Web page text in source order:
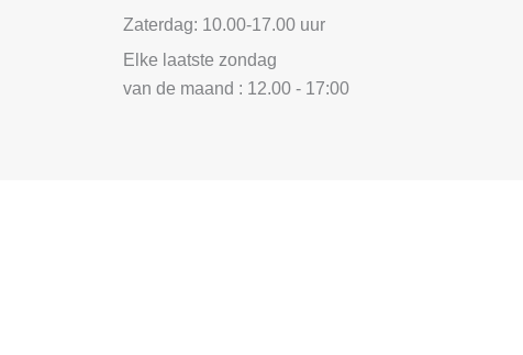
Zaterdag: 10.00-17.00 uur
Elke laatste zondag
van de maand : 12.00 - 17:00